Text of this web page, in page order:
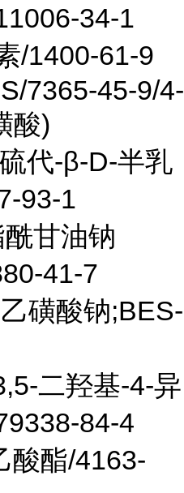
34-1
/1400-61-9
7365-45-9/4-
酸)
代-β-D-半乳
93-1
甘油钠
41-7
磺酸钠;BES-
二羟基-4-异
84-4
酸酯/4163-